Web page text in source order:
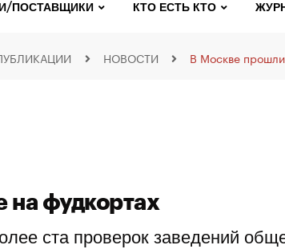
ПОСТАВЩИКИ КТО ЕСТЬ КТО
НОВОСТИ В Москве
на фудкортах
ста проверок заведений